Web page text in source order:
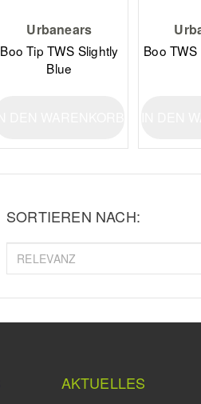
Urbanears
Boo Tip TWS Slightly
Blue
Boo
SORTIEREN NACH:
AKTUELLES